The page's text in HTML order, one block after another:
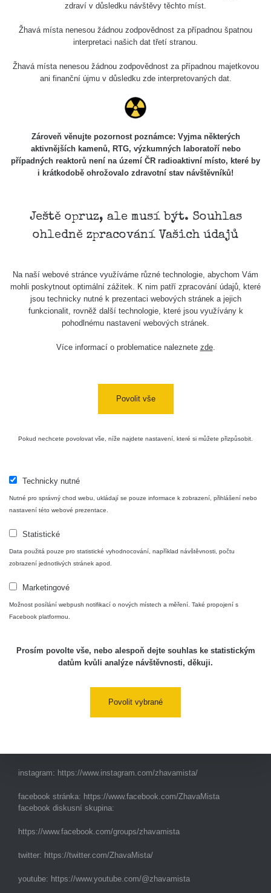
Chodov, Háje, Opatov 1
Zpět na přehled
Aplikace pro prezentaci občanských měření
instagram: https://www.instagram.com/zhavamista/
facebook stránka: https://www.facebook.com/ZhavaMista
facebook diskusní skupina:
https://www.facebook.com/groups/zhavamista
twitter: https://twitter.com/ZhavaMista/
youtube: https://www.youtube.com/@zhavamista
Lidé
O nás
Studnice
Kontakt
zdraví v důsledku návštěvy těchto míst.
Žhavá místa nenesou žádnou zodpovědnost za případnou špatnou
interpretaci našich dat třetí stranou.
Žhavá místa nenesou žádnou zodpovědnost za případnou majetkovou
ani finanční újmu v důsledku zde interpretovaných dat.
Zároveň věnujte pozornost poznámce: Vyjma některých
aktivnějších kamenů, RTG, výzkumných laboratoří nebo
případných reaktorů není na území ČR radioaktivní místo, které by
i krátkodobě ohrožovalo zdravotní stav návštěvníků!
Ještě opruz, ale musí být. Souhlas
ohledně zpracování Vašich údajů
Na naší webové stránce využíváme různé technologie, abychom Vám
mohli poskytnout optimální zážitek. K nim patří zpracování údajů, které
jsou technicky nutné k prezentaci webových stránek a jejich
funkcionalit, rovněž další technologie, které jsou využívány k
pohodlnému nastavení webových stránek.
Více informací o problematice naleznete zde.
Povolit vše
Pokud nechcete povolovat vše, níže najdete nastavení, které si můžete přizpůsobit.
Technicky nutné
Nutné pro správný chod webu, ukládají se pouze informace k zobrazení, přihlášení nebo
nastavení této webové prezentace.
Statistické
Data použitá pouze pro statistické vyhodnocování, například návštěvnosti, počtu
zobrazení jednotlivých stránek apod.
Marketingové
Možnost posílání webpush notifikací o nových místech a měření. Také propojení s
Facebook platformou.
Prosím povolte vše, nebo alespoň dejte souhlas ke statistickým
datům kvůli analýze návštěvnosti, děkuji.
Povolit vybrané